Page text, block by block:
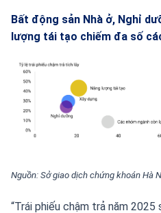
Bất động sản Nhà ở, Nghỉ
lượng tái tạo chiếm đa số
Nguồn: Sở giao dịch chứng khoán Hà
“Trái phiếu chậm trả năm